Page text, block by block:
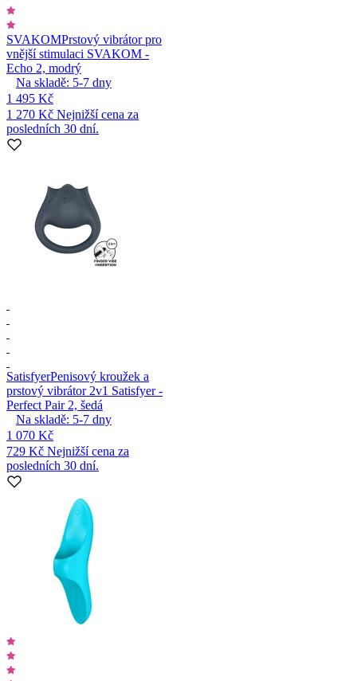
SVAKOMPrstový vibrátor pro
vnější stimulaci SVAKOM -
Echo 2, modrý
Na skladě: 5-7 dny
1 495 Kč
1 270 Kč Nejnižší cena za
posledních 30 dní.
SatisfyerPenisový kroužek a
prstový vibrátor 2v1 Satisfyer -
Perfect Pair 2, šedá
Na skladě: 5-7 dny
1 070 Kč
729 Kč Nejnižší cena za
posledních 30 dní.